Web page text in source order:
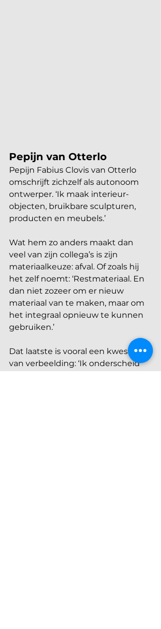
Pepijn van Otterlo
Pepijn Fabius Clovis van Otterlo
omschrijft zichzelf als autonoom
ontwerper. ‘Ik maak interieur­
objecten, bruikbare sculpturen,
producten en meubels.’
Wat hem zo anders maakt dan
veel van zijn collega’s is zijn
materiaalkeuze: afval. Of zoals hij
het zelf noemt: ‘Restmateriaal. En
dan niet zozeer om er nieuw
materiaal van te maken, maar om
het integraal opnieuw te kunnen
gebruiken.’
Dat laatste is vooral een kwestie
van verbeelding: ‘Ik onderscheid